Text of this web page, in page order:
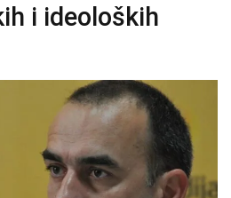
i ideoloških